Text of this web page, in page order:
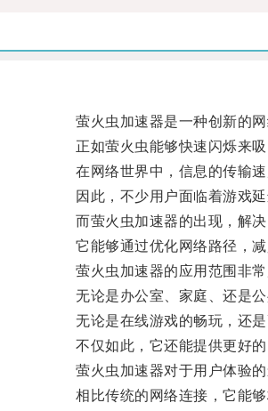
萤火虫加速器是一种创新的网
正如萤火虫能够快速闪烁来吸
在网络世界中，信息的传输速
因此，不少用户面临着游戏延
而萤火虫加速器的出现，解决
它能够通过优化网络路径，减
萤火虫加速器的应用范围非常
无论是办公室、家庭、还是公
无论是在线游戏的畅玩，还是
不仅如此，它还能提供更好的
萤火虫加速器对于用户体验的
相比传统的网络连接，它能够